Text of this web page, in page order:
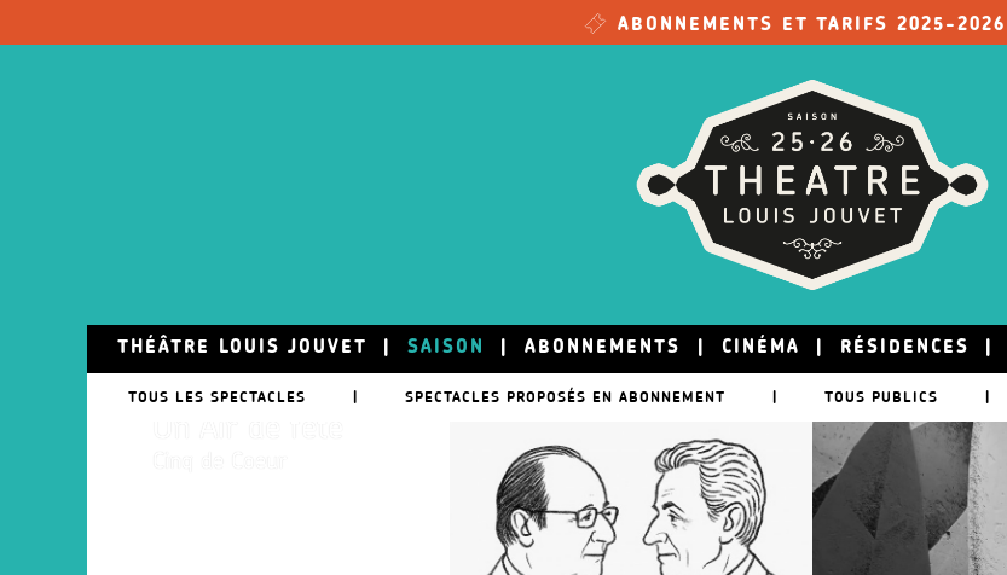
ABONNEMENTS ET TARIFS 2025-2026
THÉÂTRE LOUIS JOUVET SAISON ABONNEMENTS CINÉMA RÉSIDENCES
TOUS LES SPECTACLES | SPECTACLES PROPOSÉS EN ABONNEMENT | TOUS PUBLICS |
24 mai